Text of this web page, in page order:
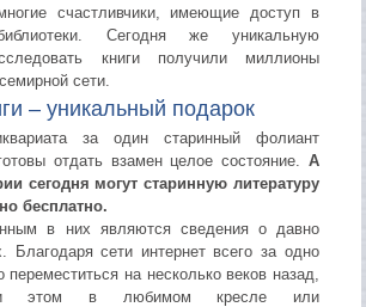
счастливчики, имеющие доступ в
Сегодня же уникальную
книги получили миллионы
сети.
– уникальный подарок
за один старинный фолиант
отдать взамен целое состояние. А
сегодня могут старинную литературу
бесплатно.
в них являются сведения о давно
Благодаря сети интернет всего за одно
на несколько веков назад,
этом в любимом кресле или